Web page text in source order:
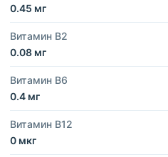
0.45 мг
Витамин B2
0.08 мг
Витамин B6
0.4 мг
Витамин B12
0 мкг